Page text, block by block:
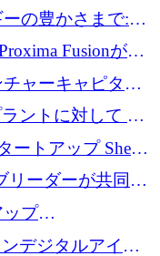
めに 100 万ユー
の豊かさまで:
ッパの AI の未来
Fusionが4
EuropeはVCの
ャーキャピタル
達
ントに対して EU
援を獲得
ートアップ Sherpa
を調達
リーダーが共同設
ートアップが
達
プ
で1,500万ユーロ
デジタルアイデ